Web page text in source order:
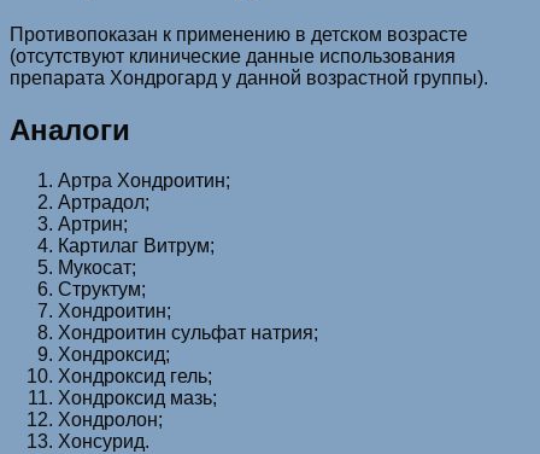
Противопоказан к применению в детском возрасте
(отсутствуют клинические данные использования
препарата Хондрогард у данной возрастной группы).
Аналоги
Артра Хондроитин;
Артрадол;
Артрин;
Картилаг Витрум;
Мукосат;
Структум;
Хондроитин;
Хондроитин сульфат натрия;
Хондроксид;
Хондроксид гель;
Хондроксид мазь;
Хондролон;
Хонсурид.